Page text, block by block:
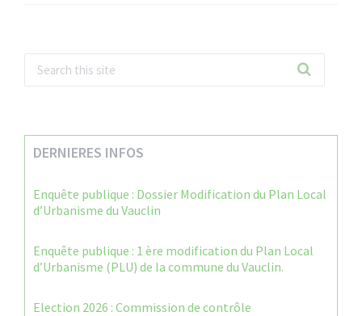
DERNIERES INFOS
Enquête publique : Dossier Modification du Plan Local
d’Urbanisme du Vauclin
Enquête publique : 1 ère modification du Plan Local
d’Urbanisme (PLU) de la commune du Vauclin.
Election 2026 : Commission de contrôle